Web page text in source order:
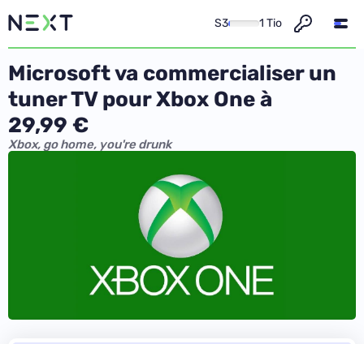
S3 1 Tio
Microsoft va commercialiser un
tuner TV pour Xbox One à
29,99 €
Xbox, go home, you're drunk